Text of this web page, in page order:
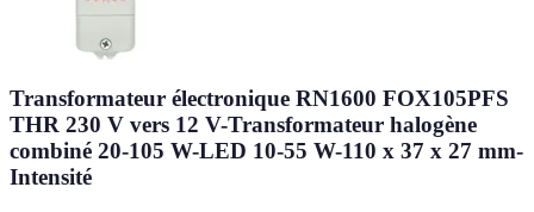
Transformateur électronique RN1600 FOX105PFS
THR 230 V vers 12 V-Transformateur halogène
combiné 20-105 W-LED 10-55 W-110 x 37 x 27 mm-
Intensité